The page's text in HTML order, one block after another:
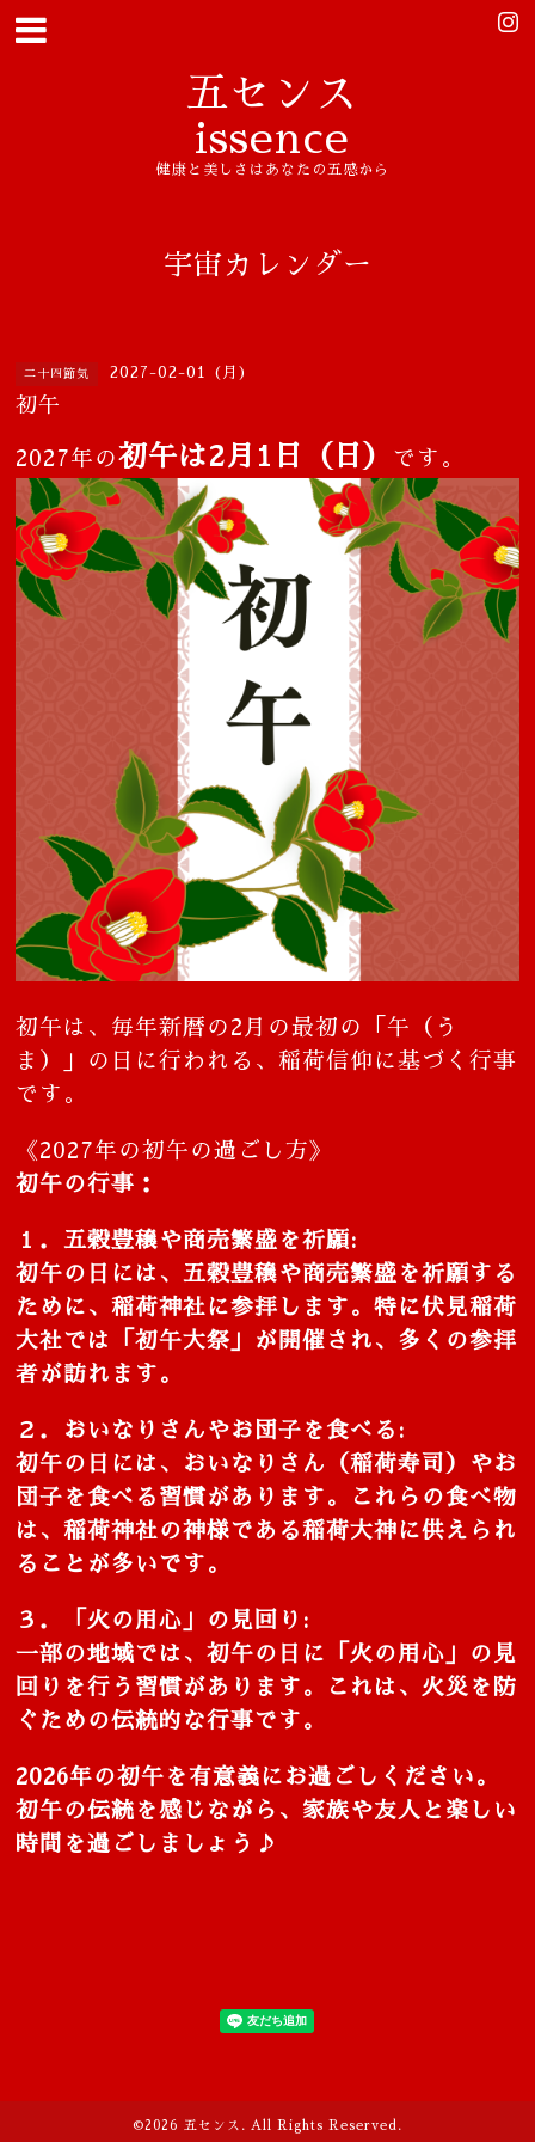
五センス
issence
健康と美しさはあなたの五感から
宇宙カレンダー
二十四節気 2027-02-01 (月)
初午
2027年の初午は2月1日（日） です。
初午は、毎年新暦の2月の最初の「午（う
ま）」の日に行われる、稲荷信仰に基づく行事
です。
《2027年の初午の過ごし方》
初午の行事：
１．五穀豊穣や商売繁盛を祈願:
初午の日には、五穀豊穣や商売繁盛を祈願する
ために、稲荷神社に参拝します。特に伏見稲荷
大社では「初午大祭」が開催され、多くの参拝
者が訪れます。
２．おいなりさんやお団子を食べる:
初午の日には、おいなりさん（稲荷寿司）やお
団子を食べる習慣があります。これらの食べ物
は、稲荷神社の神様である稲荷大神に供えられ
ることが多いです。
３．「火の用心」の見回り:
一部の地域では、初午の日に「火の用心」の見
回りを行う習慣があります。これは、火災を防
ぐための伝統的な行事です。
2026年の初午を有意義にお過ごしください。
初午の伝統を感じながら、家族や友人と楽しい
時間を過ごしましょう♪
©2026 五センス . All Rights Reserved.